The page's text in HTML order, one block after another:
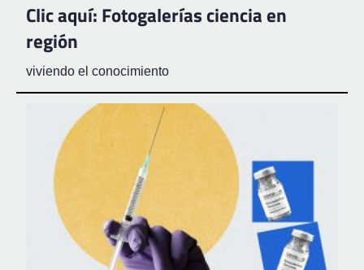
Clic aquí: Fotogalerías ciencia en
región
viviendo el conocimiento